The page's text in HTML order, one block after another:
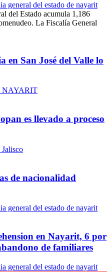
general del estado de nayarit
del Estado acumula 1,186
La Fiscalía General
en San José del Valle lo
NAYARIT
es llevado a proceso
de nacionalidad
general del estado de nayarit
en Nayarit, 6 por
de familiares
general del estado de nayarit